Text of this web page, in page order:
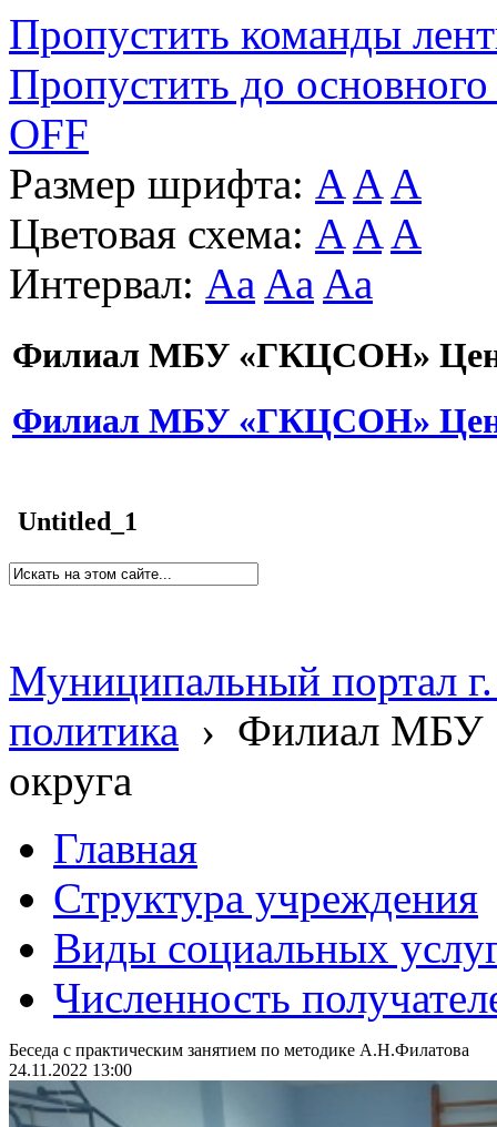
Пропустить команды
Пропустить до основного
OFF
Размер шрифта: A A A
Цветовая схема: A A A
Интервал: Aa Aa Aa
Филиал МБУ «ГКЦСОН»
Филиал МБУ «ГКЦСОН»
Untitled_1
Муниципальный портал
политика › Филиал МБУ
округа
Главная
Структура учреждения
Виды социальных
Численность
Беседа с практическим занятием по методике А.Н.Филатова
24.11.2022 13:00